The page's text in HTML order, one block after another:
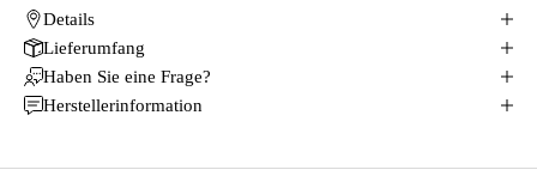
Details
Lieferumfang
Haben Sie eine Frage?
Herstellerinformation